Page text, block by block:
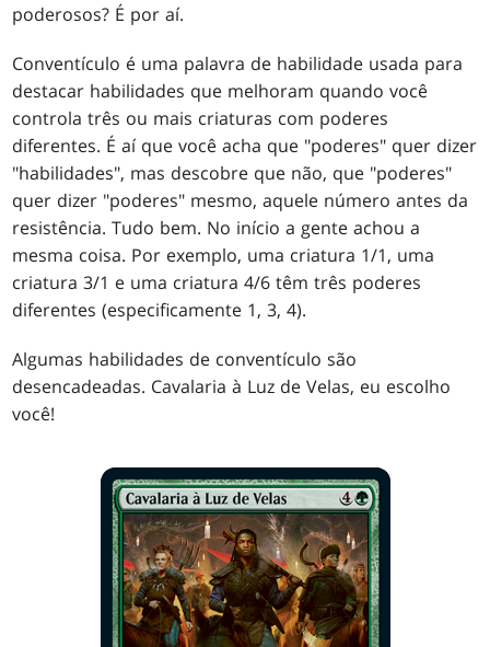
poderosos? É por aí.
Conventículo é uma palavra de habilidade usada para
destacar habilidades que melhoram quando você
controla três ou mais criaturas com poderes
diferentes. É aí que você acha que "poderes" quer dizer
"habilidades", mas descobre que não, que "poderes"
quer dizer "poderes" mesmo, aquele número antes da
resistência. Tudo bem. No início a gente achou a
mesma coisa. Por exemplo, uma criatura 1/1, uma
criatura 3/1 e uma criatura 4/6 têm três poderes
diferentes (especificamente 1, 3, 4).
Algumas habilidades de conventículo são
desencadeadas. Cavalaria à Luz de Velas, eu escolho
você!